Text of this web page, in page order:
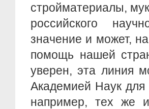
стройматериалы,
российского
значение и может,
помощь нашей
уверен, эта линия
Академией Наук для
например, тех же